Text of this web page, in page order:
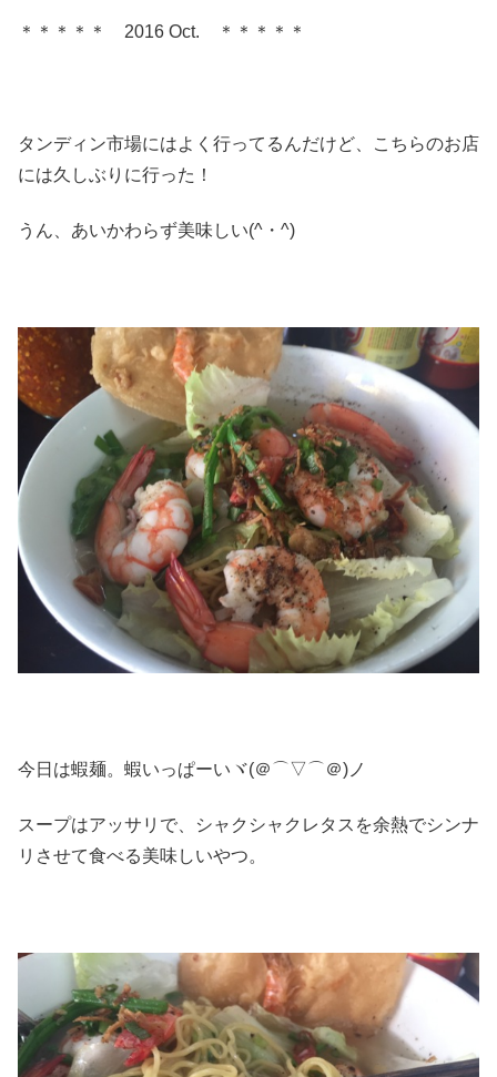
＊＊＊＊＊ 2016 Oct. ＊＊＊＊＊
タンディン市場にはよく行ってるんだけど、こちらのお店
には久しぶりに行った！
うん、あいかわらず美味しい(^・^)
今日は蝦麺。蝦いっぱーいヾ(＠⌒▽⌒＠)ノ
スープはアッサリで、シャクシャクレタスを余熱でシンナ
リさせて食べる美味しいやつ。